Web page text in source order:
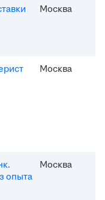
Москва
Москва
опыта
Москва